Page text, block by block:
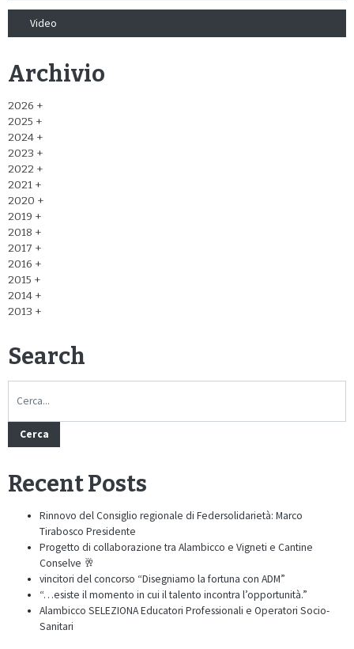
Video
Archivio
2026
2025
2024
2023
2022
2021
2020
2019
2018
2017
2016
2015
2014
2013
Search
Cerca
Recent Posts
Rinnovo del Consiglio regionale di Federsolidarietà: Marco
Tirabosco Presidente
Progetto di collaborazione tra Alambicco e Vigneti e Cantine
Conselve 🥂
vincitori del concorso “Disegniamo la fortuna con ADM”
“…esiste il momento in cui il talento incontra l’opportunità.”
Alambicco SELEZIONA Educatori Professionali e Operatori Socio-
Sanitari